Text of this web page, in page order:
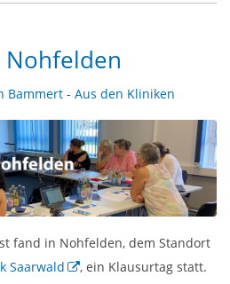
Nohfelden
Bammert - Aus den Kliniken
fand in Nohfelden, dem Standort
Saarwald
, ein Klausurtag statt.